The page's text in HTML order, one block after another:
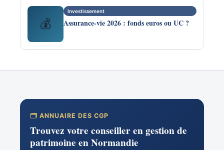
💰
Investissement
Assurance-vie 2026 : fonds euros ou UC ?
🗂️ ANNUAIRE DES CGP
Trouvez votre conseiller en gestion de
patrimoine en Normandie